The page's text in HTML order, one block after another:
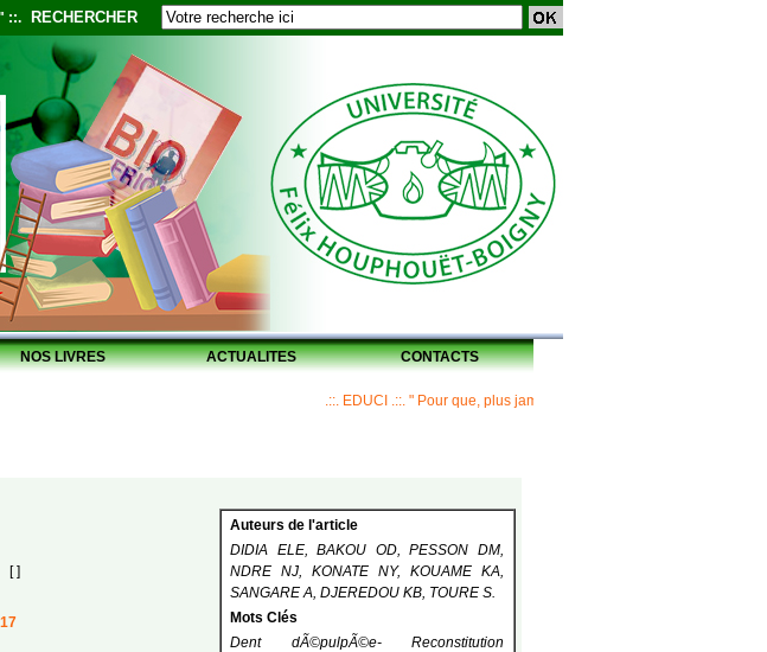
::. RECHERCHER
NOS LIVRES ACTUALITES CONTACTS
.::. EDUCI .::. " Pour que, plus jamais, un Maître ne laisse ses disciples
Auteurs de l'article
DIDIA ELE, BAKOU OD, PESSON DM,
NDRE NJ, KONATE NY, KOUAME KA,
SANGARE A, DJEREDOU KB, TOURE S.
Mots Clés
Dent dÃ©pulpÃ©e- Reconstitution
[ ]